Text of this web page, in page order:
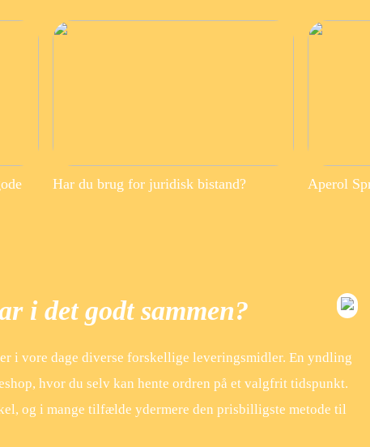
Har du brug for juridisk bistand? Aperol
i det godt sammen?
i vore dage diverse forskellige leveringsmidler. En yndling
hvor du selv kan hente ordren på et valgfrit tidspunkt.
og i mange tilfælde ydermere den prisbilligste metode til